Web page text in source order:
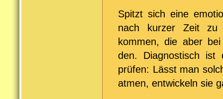
Spitzt sich eine
nach kurzer Zeit zu
kommen, die aber
den. Diagnostisch ist
prüfen: Lässt man
atmen, entwickeln sie